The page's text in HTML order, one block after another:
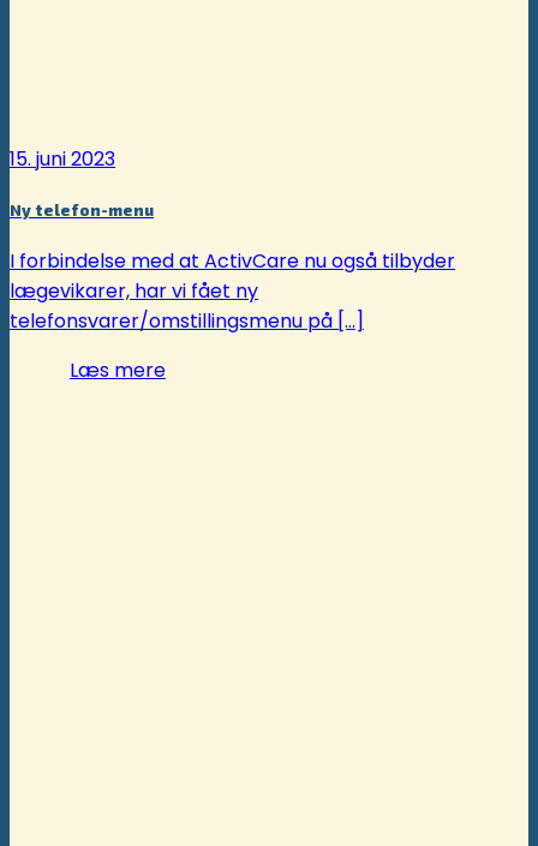
15. juni 2023
Ny telefon-menu
I forbindelse med at ActivCare nu også tilbyder
lægevikarer, har vi fået ny
telefonsvarer/omstillingsmenu på [...]
Læs mere